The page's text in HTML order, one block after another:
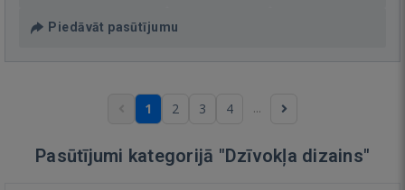
Piedāvāt pasūtījumu
1 2 3 4 ...
Pasūtījumi kategorijā "Dzīvokļa dizains"